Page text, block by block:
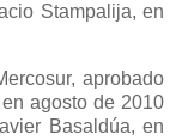
Stampalija, en
aprobado
agosto de 2010
Basaldúa, en